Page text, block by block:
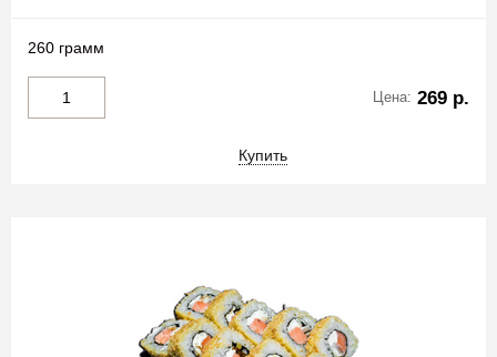
260 грамм
Цена: 269 р.
Купить